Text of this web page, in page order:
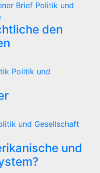
Brief Politik und
den
Politik und
und Gesellschaft
und